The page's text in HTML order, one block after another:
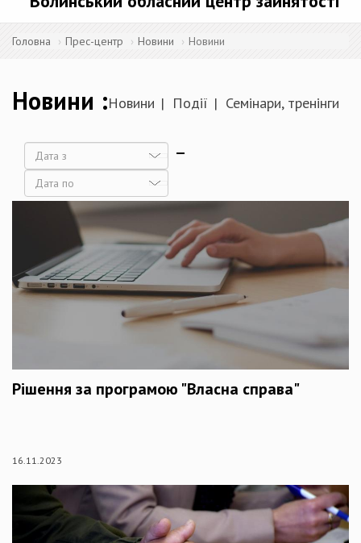
Головна Прес-центр Новини Новини
Новини Новини Події Семінари, тренінги
Дата
Дата
Рішення за програмою "Власна справа"
16.11.2023